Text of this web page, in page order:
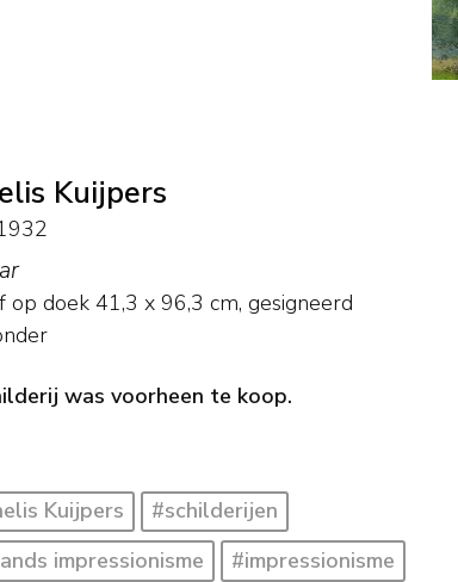
Kuijpers
op doek 41,3 x 96,3 cm, gesigneerd
was voorheen te koop.
Kuijpers
#schilderijen
impressionisme
#impressionisme